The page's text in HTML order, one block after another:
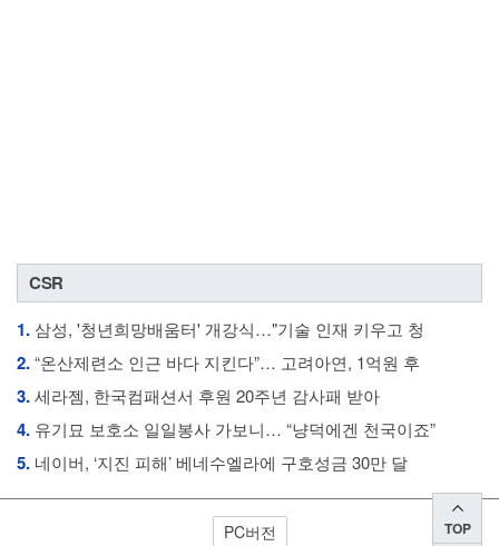
CSR
1.삼성, '청년희망배움터' 개강식…"기술 인재 키우고 청
2.“온산제련소 인근 바다 지킨다”… 고려아연, 1억원 후
3.세라젬, 한국컴패션서 후원 20주년 감사패 받아
4. 유기묘 보호소 일일봉사 가보니… “냥덕에겐 천국이죠”
5. 네이버, ‘지진 피해’ 베네수엘라에 구호성금 30만 달
PC버전 TOP